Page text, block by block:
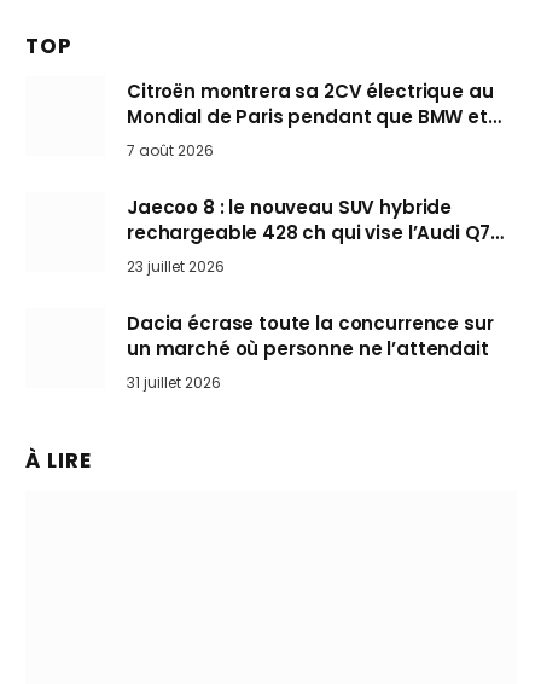
TOP
Citroën montrera sa 2CV électrique au
Mondial de Paris pendant que BMW et
Mini désertent le salon
7 août 2026
Jaecoo 8 : le nouveau SUV hybride
rechargeable 428 ch qui vise l’Audi Q7
arrive en Europe cet automne
23 juillet 2026
Dacia écrase toute la concurrence sur
un marché où personne ne l’attendait
31 juillet 2026
À LIRE